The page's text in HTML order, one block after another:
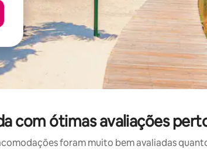
com ótimas avaliações
foram muito bem avaliadas